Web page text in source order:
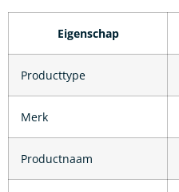
Eigenschap
Producttype
Merk
Productnaam